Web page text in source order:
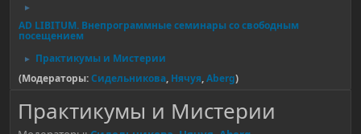
►
AD LIBITUM. Внепрограммные семинары со свободным
посещением
►
Практикумы и Мистерии
(Модераторы:Сидельникова, Нячуя,Aberg)
Практикумы и Мистерии